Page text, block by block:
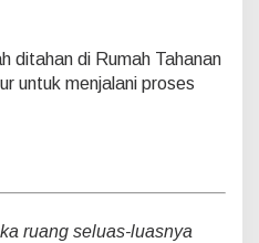
ditahan di Rumah Tahanan
untuk menjalani proses
ruang seluas-luasnya